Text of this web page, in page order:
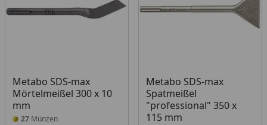
Metabo SDS-max
Mörtelmeißel 300 x 10
mm
27 Münzen
Metabo SDS-max
Spatmeißel
"professional" 350 x
115 mm